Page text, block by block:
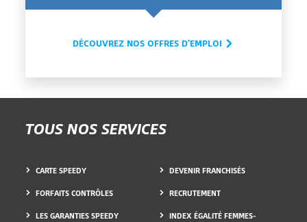
DÉCOUVREZ NOS OFFRES D'EMPLOI
TOUS NOS SERVICES
CARTE SPEEDY
FORFAITS CONTRÔLES
LES GARANTIES SPEEDY
DEVENIR FRANCHISÉS
RECRUTEMENT
INDEX ÉGALITÉ FEMMES-